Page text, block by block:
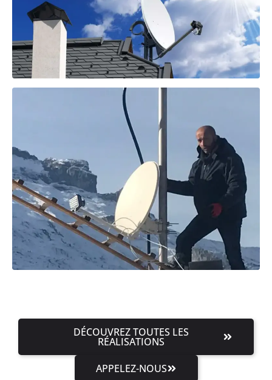
DÉCOUVREZ TOUTES LES
RÉALISATIONS
APPELEZ-NOUS